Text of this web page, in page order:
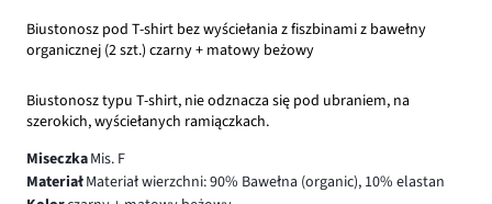
Biustonosz pod T-shirt bez wyściełania z fiszbinami z bawełny
organicznej (2 szt.) czarny + matowy beżowy
Biustonosz typu T-shirt, nie odznacza się pod ubraniem, na
szerokich, wyściełanych ramiączkach.
MiseczkaMis. F
MateriałMateriał wierzchni: 90% Bawełna (organic), 10% elastan